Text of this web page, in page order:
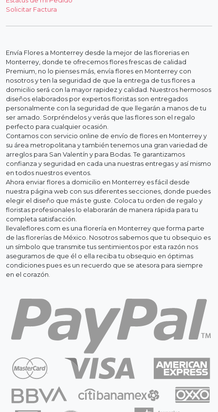
Solicitar Factura
Envía Flores a Monterrey desde la mejor de las florerias en
Monterrey, donde te ofrecemos flores frescas de calidad
Premium, no lo pienses más, envía flores en Monterrey con
nosotros y ten la seguridad de que la entrega de tus flores a
domicilio será con la mayor rapidez y calidad. Nuestros hermosos
diseños elaborados por expertos floristas son entregados
personalmente con la seguridad de que llegarán a manos de tu
ser amado. Sorpréndelos y verás que las flores son el regalo
perfecto para cualquier ocasión.
Contamos con servicio online de envío de flores en Monterrey y
su área metropolitana y también tenemos una gran variedad de
arreglos para San Valentín y para Bodas. Te garantizamos
confianza y seguridad en cada una nuestras entregas y así mismo
en todos nuestros eventos.
Ahora enviar flores a domicilio en Monterrey es fácil desde
nuestra página web con sus diferentes secciones, donde puedes
elegir el diseño que más te guste. Coloca tu orden de regalo y
floristas profesionales lo elaborarán de manera rápida para tu
completa satisfacción.
llevaleflores.com es una florería en Monterrey que forma parte
de las florerías de México. Nosotros sabemos que tu obsequio es
un símbolo que transmite tus sentimientos por esta razón nos
aseguramos de que él o ella reciba tu obsequio en óptimas
condiciones pues es un recuerdo que se atesora para siempre
en el corazón.